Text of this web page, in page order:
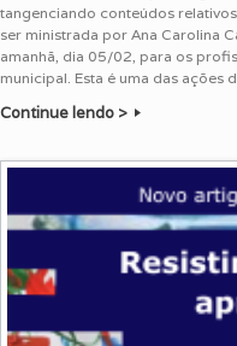
tangenciando conteúdos
ser ministrada por Ana Carolina
amanhã, dia 05/02, para os
municipal. Esta é uma das ações
Continue lendo >